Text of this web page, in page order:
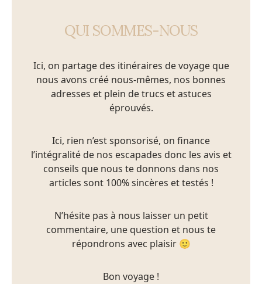
QUI SOMMES-NOUS
Ici, on partage des itinéraires de voyage que
nous avons créé nous-mêmes, nos bonnes
adresses et plein de trucs et astuces
éprouvés.
Ici, rien n’est sponsorisé, on finance
l’intégralité de nos escapades donc les avis et
conseils que nous te donnons dans nos
articles sont 100% sincères et testés !
N’hésite pas à nous laisser un petit
commentaire, une question et nous te
répondrons avec plaisir 🙂
Bon voyage !